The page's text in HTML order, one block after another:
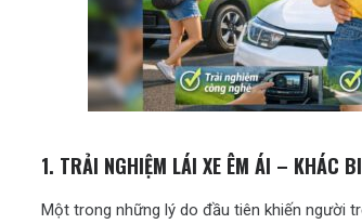
1. TRẢI NGHIỆM LÁI XE ÊM ÁI – KHÁC
Một trong những lý do đầu tiên khiến người